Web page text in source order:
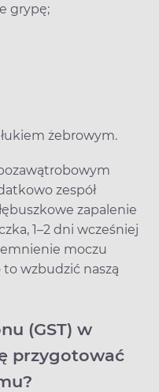
grypę;
żebrowym.
zespół
zapalenie
1–2 dni wcześniej
moczu
wzbudzić naszą
(GST) w
przygotować